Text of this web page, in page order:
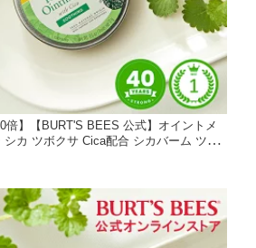
倍】【BURT'S BEES 公式】オイントメ
シカ ツボクサ Cica配合 シカバーム ツボ
カ軟膏 CICA バーム 虫さされ Cica軟膏
クリーム Cicaクリーム バーツビーズ 自